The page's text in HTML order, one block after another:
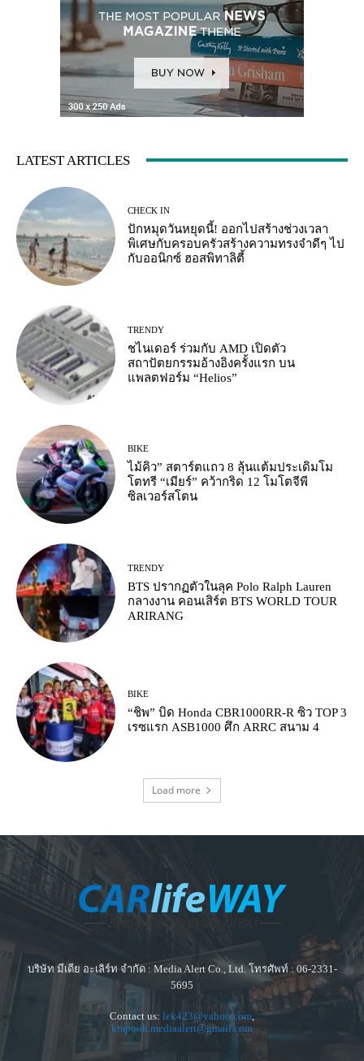
LATEST ARTICLES
CHECK IN
ปักหมุดวันหยุดนี้! ออกไปสร้างช่วงเวลา
พิเศษกับครอบครัวสร้างความทรงจำดีๆ ไป
กับออนิกซ์ ฮอสพิทาลิตี้
TRENDY
ชไนเดอร์ ร่วมกับ AMD เปิดตัว
สถาปัตยกรรมอ้างอิงครั้งแรก บน
แพลตฟอร์ม “Helios”
BIKE
ไม้คิว” สตาร์ตแถว 8 ลุ้นแต้มประเดิมโม
โตทรี “เมียร์” คว้ากริด 12 โมโตจีพี
ซิลเวอร์สโตน
TRENDY
BTS ปรากฏตัวในลุค Polo Ralph Lauren
กลางงาน คอนเสิร์ต BTS WORLD TOUR
ARIRANG
BIKE
“ชิพ” บิด Honda CBR1000RR-R ซิว TOP 3
เรซแรก ASB1000 ศึก ARRC สนาม 4
Load more
บริษัท มีเดีย อะเลิร์ท จำกัด : Media Alert Co., Ltd. โทรศัพท์ : 06-2331-
5695
Contact us: lek423@yahoo.com
krapook.mediaalert@gmail.com